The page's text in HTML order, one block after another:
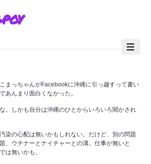
まっちゃんがFacebookに沖縄に引っ越すって書い
あんまり面白くなかった。
。しかも自分は沖縄のひとからいろいろ聞かされ
染の心配は無いかもしれない。だけど、別の問題
、ウチナーとナイチャーとの溝。仕事が無いと
は無いかも。